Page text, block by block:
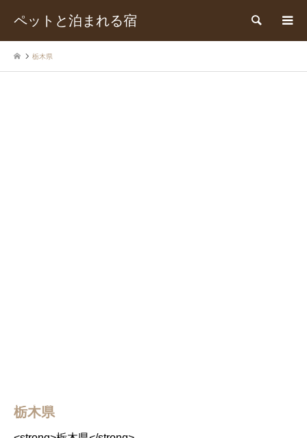
ペットと泊まれる宿 検索
栃木県
栃木県